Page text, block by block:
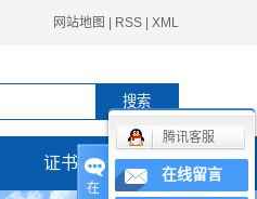
网站地图 RSS XML
证书查询
在
腾讯客服
在线留言